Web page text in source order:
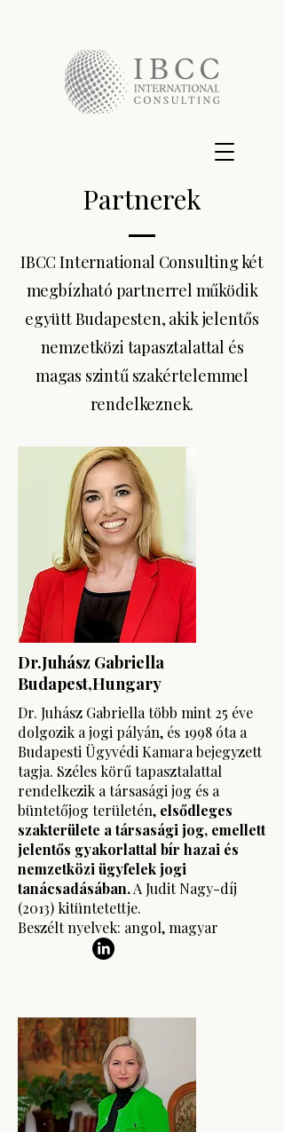
Partnerek
IBCC International Consulting két
megbízható partnerrel működik
együtt Budapesten, akik jelentős
nemzetközi tapasztalattal és
magas szintű szakértelemmel
rendelkeznek.
Dr.Juhász Gabriella
Budapest,Hungary
Dr. Juhász Gabriella több mint 25 éve
dolgozik a jogi pályán, és 1998 óta a
Budapesti Ügyvédi Kamara bejegyzett
tagja. Széles körű tapasztalattal
rendelkezik a társasági jog és a
büntetőjog területén, elsődleges
szakterülete a társasági jog, emellett
jelentős gyakorlattal bír hazai és
nemzetközi ügyfelek jogi
tanácsadásában.A Judit Nagy-díj
(2013) kitüntetettje.
Beszélt nyelvek: angol, magyar